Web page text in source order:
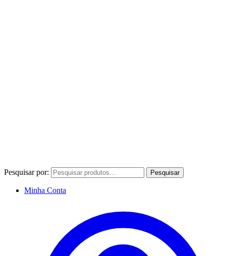
Pesquisar por: Pesquisar
Minha Conta